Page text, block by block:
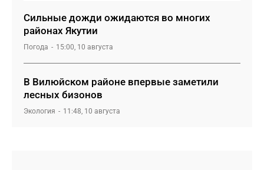
Сильные дожди ожидаются во многих
районах Якутии
Погода 15:00, 10 августа
В Вилюйском районе впервые заметили
лесных бизонов
Экология 11:48, 10 августа